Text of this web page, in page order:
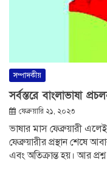
সম্পাদকীয়
সর্বস্তরে বাংলাভাষা
ফেব্রুয়ারি ২১, ২০২৩
ভাষার মাস ফেব্রুয়ারী
ফেব্রুয়ারীর প্রস্থান শেষে
এবং অতিক্রান্ত হয়। আর প্রশ্ন